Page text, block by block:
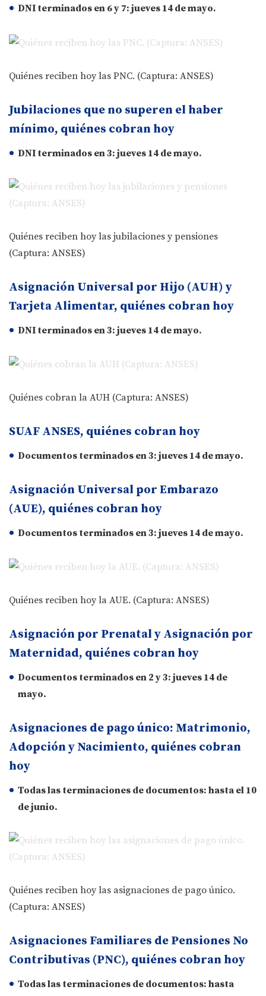
DNI terminados en 6y 7: jueves 14 de mayo.
Quiénes reciben hoy las PNC. (Captura: ANSES)
Jubilaciones que no superen el haber
mínimo, quiénes cobran hoy
DNI terminados en3: jueves 14 de mayo.
Quiénes reciben hoy las jubilaciones y pensiones
(Captura: ANSES)
Asignación Universal por Hijo (AUH) y
Tarjeta Alimentar, quiénes cobran hoy
DNI terminados en3: jueves 14 de mayo.
Quiénes cobran la AUH (Captura: ANSES)
SUAF ANSES, quiénes cobran hoy
Documentos terminados en3: jueves 14 de mayo.
Asignación Universal por Embarazo
(AUE), quiénes cobran hoy
Documentos terminados en3: jueves 14 de mayo.
Quiénes reciben hoy la AUE. (Captura: ANSES)
Asignación por Prenatal y Asignación por
Maternidad, quiénes cobran hoy
Documentos terminados en 2 y3: jueves 14 de
mayo.
Asignaciones de pago único: Matrimonio,
Adopción y Nacimiento, quiénes cobran
hoy
Todas las terminaciones de documentos: hasta el 10
de junio.
Quiénes reciben hoy las asignaciones de pago único.
(Captura: ANSES)
Asignaciones Familiares de Pensiones No
Contributivas (PNC), quiénes cobran hoy
Todas las terminaciones de documentos: hasta